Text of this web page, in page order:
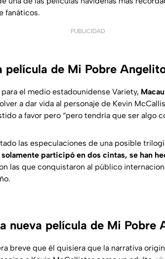
fanáticos.
PUBLICIDAD
película de Mi Pobre
el medio estadounidense Variety,
a dar vida al personaje de Kevin
a favor pero “pero tendría que ser algo
las especulaciones de una posible
participó en dos cintas, se han
las que conquistaron al público
nueva película de Mi Pobre
breve que él quisiera que la narrativa